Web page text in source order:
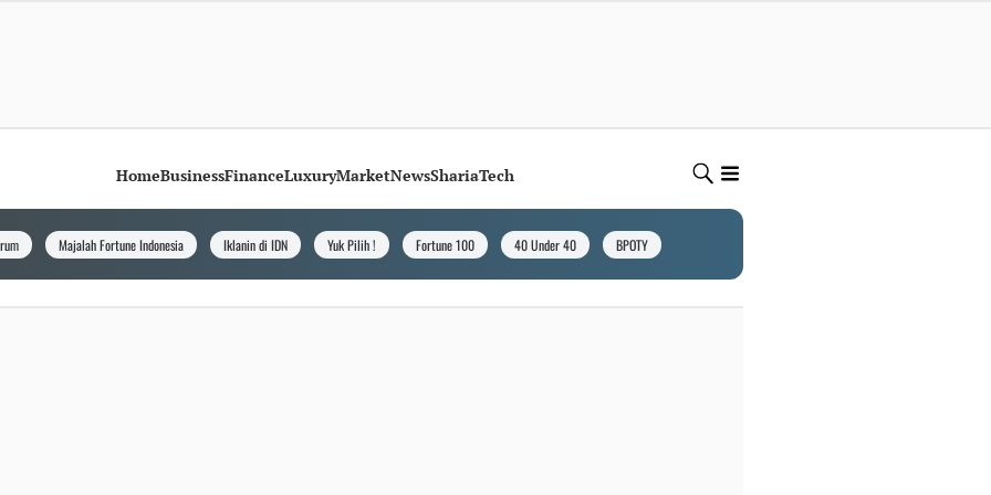
HomeBusinessFinanceLuxuryMarketNewsShariaTech
Majalah Fortune Indonesia Iklanin di IDN Yuk Pilih ! Fortune 100 40 Under 40 BPOTY